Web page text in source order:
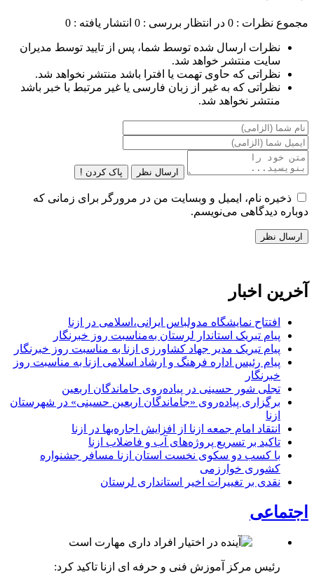
مجموع نظرات : 0 در انتظار بررسی : 0 انتشار یافته : 0
نظرات ارسال شده توسط شما، پس از تایید توسط مدیران
سایت منتشر خواهد شد.
نظراتی که حاوی تهمت یا افترا باشد منتشر نخواهد شد.
نظراتی که به غیر از زبان فارسی یا غیر مرتبط با خبر باشد
منتشر نخواهد شد.
ارسال نظر پاک کردن !
ذخیره نام، ایمیل و وبسایت من در مرورگر برای زمانی که
دوباره دیدگاهی می‌نویسم.
آخرین اخبار
افتتاح نمایشگاه مدولباس ایرانی،اسلامی در ازنا
پیام تبریک استاندار لرستان به‌مناسبت روز خبرنگار
پیام تبریک مدیر جهاد کشاورزی ازنا به مناسبت روز خبرنگار
پیام رئیس اداره فرهنگ و ارشاد اسلامی ازنا به مناسبت روز
خبرنگار
تجلی شور حسینی در پیاده‌روی جاماندگان اربعین
برگزاری پیاده‌روی «جاماندگان اربعین حسینی» در شهرستان
ازنا
انتقاد امام جمعه ازنا از افزایش اجاره‌بها در ازنا
تاکید بر تسریع پروژه‌های آب و فاضلاب ازنا
با کسب دو سکوی نخست استان ازنا مسافر جشنواره
کشوری خوارزمی
نقدی بر تغییرات اخیر استانداری لرستان
اجتماعی
رئیس مرکز آموزش فنی و حرفه ای ازنا تاکید کرد: